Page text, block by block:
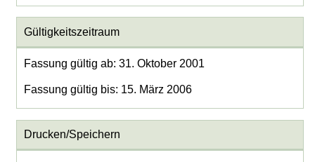
Gültigkeitszeitraum
Fassung gültig ab: 31. Oktober 2001
Fassung gültig bis: 15. März 2006
Drucken/Speichern